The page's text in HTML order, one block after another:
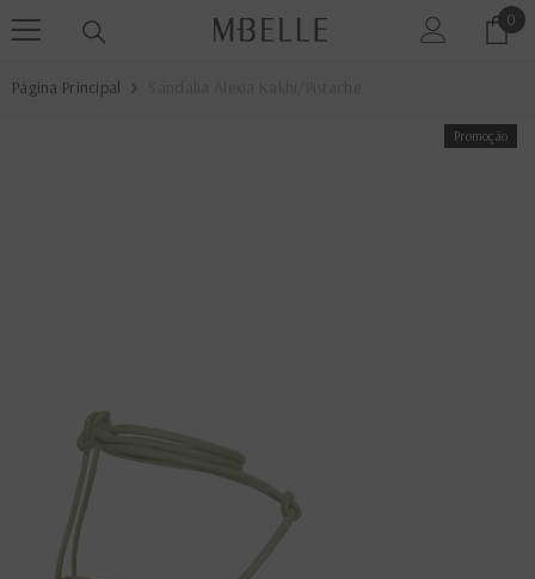
PULAR PARA O CONTEÚDO 0 0
Página Principal
Promoção